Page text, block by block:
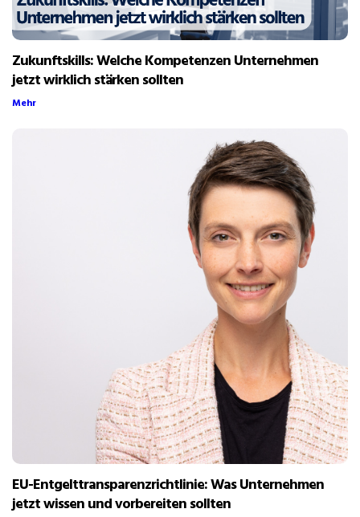
Zukunftskills: Welche Kompetenzen Unternehmen
jetzt wirklich stärken sollten
Mehr
EU-Entgelttransparenzrichtlinie: Was Unternehmen
jetzt wissen und vorbereiten sollten